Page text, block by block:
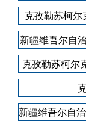
克孜勒苏柯尔
新疆维吾尔自
克孜勒苏柯尔